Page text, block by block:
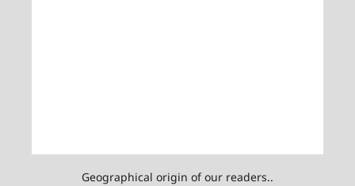
Geographical origin of our readers..